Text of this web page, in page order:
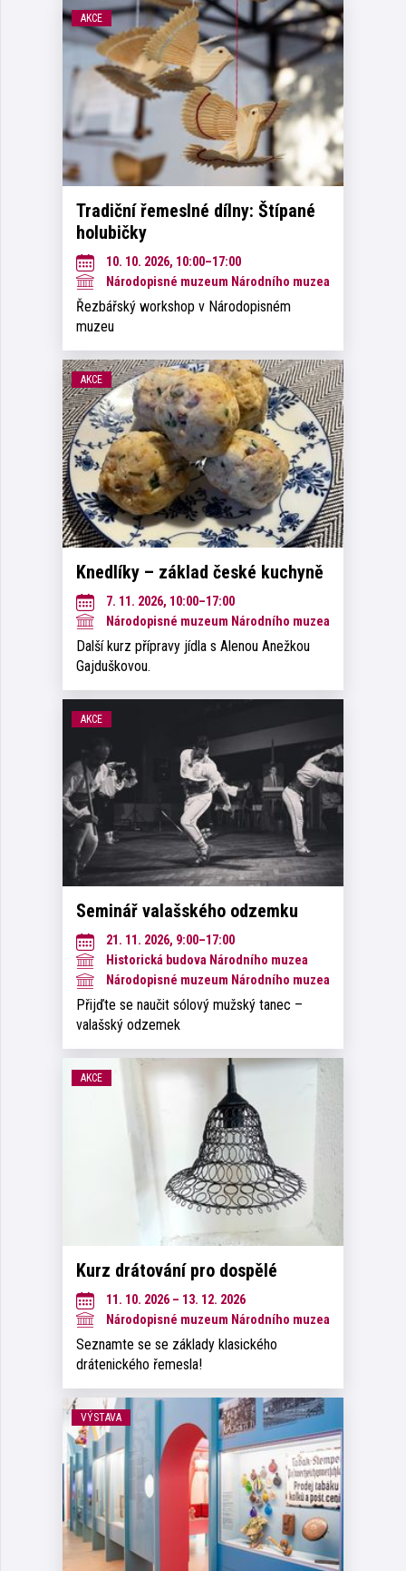
AKCE
Tradiční řemeslné dílny: Štípané
holubičky
10. 10. 2026, 10:00–17:00
Národopisné muzeum Národního muzea
Řezbářský workshop v Národopisném
muzeu
AKCE
Knedlíky – základ české kuchyně
7. 11. 2026, 10:00–17:00
Národopisné muzeum Národního muzea
Další kurz přípravy jídla s Alenou Anežkou
Gajduškovou.
AKCE
Seminář valašského odzemku
21. 11. 2026, 9:00–17:00
Historická budova Národního muzea
Národopisné muzeum Národního muzea
Přijďte se naučit sólový mužský tanec –
valašský odzemek
AKCE
Kurz drátování pro dospělé
11. 10. 2026 – 13. 12. 2026
Národopisné muzeum Národního muzea
Seznamte se se základy klasického
drátenického řemesla!
VÝSTAVA